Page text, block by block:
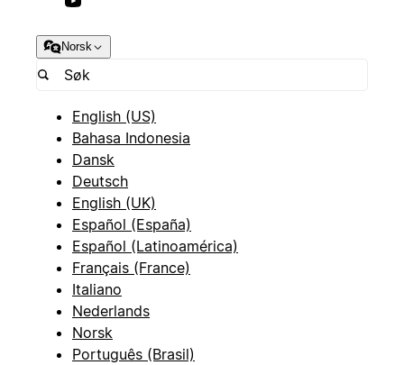
Norsk
English (US)
Bahasa Indonesia
Dansk
Deutsch
English (UK)
Español (España)
Español (Latinoamérica)
Français (France)
Italiano
Nederlands
Norsk
Português (Brasil)